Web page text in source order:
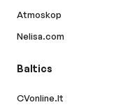
Atmoskop
Nelisa.com
Baltics
CVonline.lt